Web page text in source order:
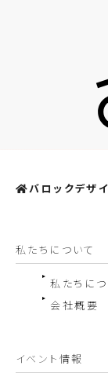
バロックデザ
私たちについて
私たちに
会社概要
イベント情報